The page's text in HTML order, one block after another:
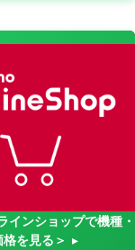
インショップで機種・
格を見る＞